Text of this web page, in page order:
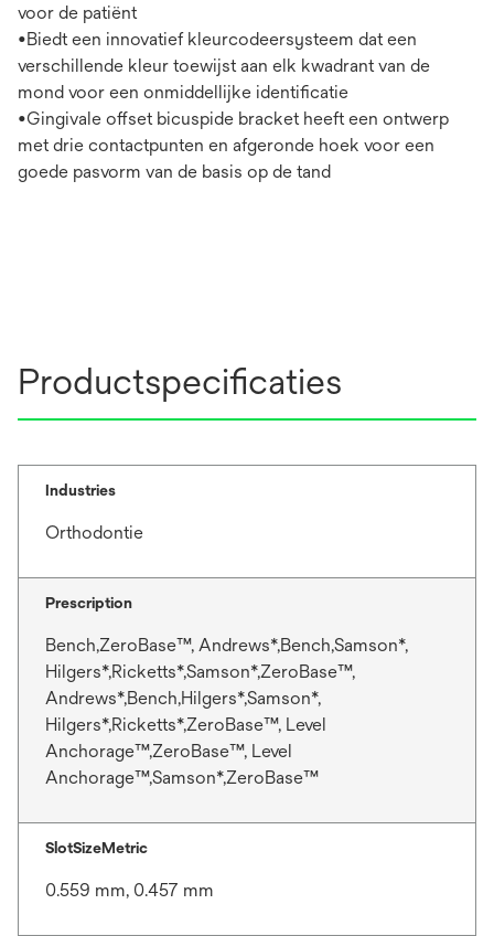
voor de patiënt
•Biedt een innovatief kleurcodeersysteem dat een
verschillende kleur toewijst aan elk kwadrant van de
mond voor een onmiddellijke identificatie
•Gingivale offset bicuspide bracket heeft een ontwerp
met drie contactpunten en afgeronde hoek voor een
goede pasvorm van de basis op de tand
Productspecificaties
Industries
Orthodontie
Prescription
Bench,ZeroBase™, Andrews*,Bench,Samson*,
Hilgers*,Ricketts*,Samson*,ZeroBase™,
Andrews*,Bench,Hilgers*,Samson*,
Hilgers*,Ricketts*,ZeroBase™, Level
Anchorage™,ZeroBase™, Level
Anchorage™,Samson*,ZeroBase™
SlotSizeMetric
0.559 mm, 0.457 mm